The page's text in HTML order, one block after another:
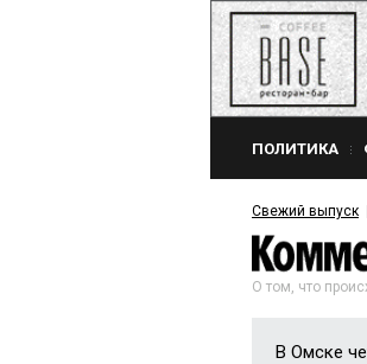
ПОЛИТИКА
Свежий выпуск
О том, что
В Омске